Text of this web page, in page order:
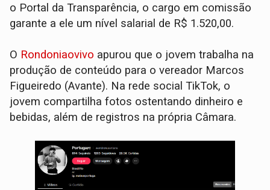
o Portal da Transparência, o cargo em comissão
garante a ele um nível salarial de R$ 1.520,00.
O Rondoniaovivo apurou que o jovem trabalha na
produção de conteúdo para o vereador Marcos
Figueiredo (Avante). Na rede social TikTok, o
jovem compartilha fotos ostentando dinheiro e
bebidas, além de registros na própria Câmara.